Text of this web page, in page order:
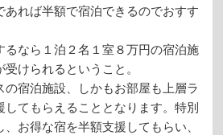
あれば半額で宿泊できるのでおすす
るなら１泊２名１室８万円の宿泊施
けられるということ。
の宿泊施設、しかもお部屋も上層ラ
してもらえることとなります。特別
お得な宿を半額支援してもらい、